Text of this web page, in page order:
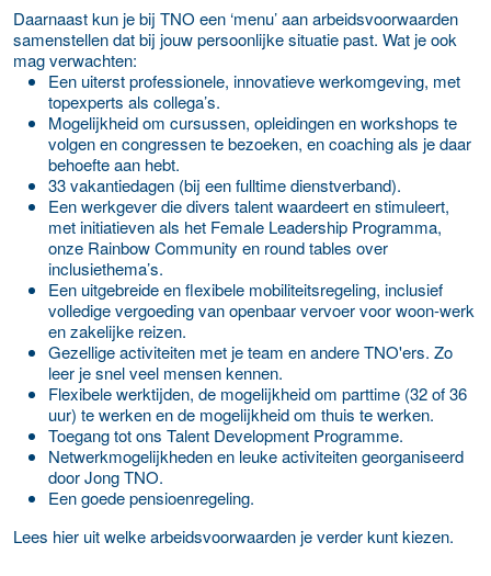
Daarnaast kun je bij TNO een ‘menu’ aan arbeidsvoorwaarden
samenstellen dat bij jouw persoonlijke situatie past. Wat je ook
mag verwachten:
Een uiterst professionele, innovatieve werkomgeving, met
topexperts als collega’s.
Mogelijkheid om cursussen, opleidingen en workshops te
volgen en congressen te bezoeken, en coaching als je daar
behoefte aan hebt.
33 vakantiedagen (bij een fulltime dienstverband).
Een werkgever die divers talent waardeert en stimuleert,
met initiatieven als het Female Leadership Programma,
onze Rainbow Community en round tables over
inclusiethema’s.
Een uitgebreide en flexibele mobiliteitsregeling, inclusief
volledige vergoeding van openbaar vervoer voor woon-werk
en zakelijke reizen.
Gezellige activiteiten met je team en andere TNO'ers. Zo
leer je snel veel mensen kennen.
Flexibele werktijden, de mogelijkheid om parttime (32 of 36
uur) te werken en de mogelijkheid om thuis te werken.
Toegang tot ons Talent Development Programme.
Netwerkmogelijkheden en leuke activiteiten georganiseerd
door Jong TNO.
Een goede pensioenregeling.
Lees hier uit welke arbeidsvoorwaarden je verder kunt kiezen.